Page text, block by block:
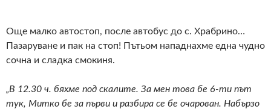
Още малко автостоп, после автобус до с. Храбрино…
Пазаруване и пак на стоп! Пътьом нападнахме една чудно
сочна и сладка смокиня.
„В 12.30 ч. бяхме под скалите. За мен това бе 6-ти път
тук, Митко бе за първи и разбира се бе очарован. Набързо